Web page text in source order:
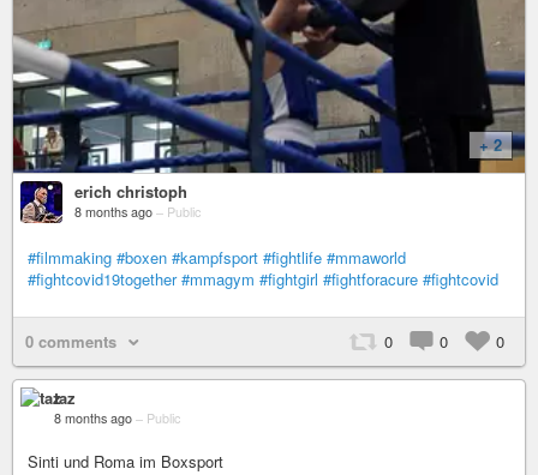
+ 2
erich christoph
8 months ago – Public
#filmmaking #boxen #kampfsport #fightlife #mmaworld
#fightcovid19together #mmagym #fightgirl #fightforacure #fightcovid
0 comments 0 0 0
taz
8 months ago – Public
Sinti und Roma im Boxsport